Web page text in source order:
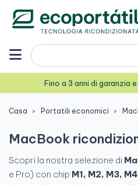
Fino a 3 anni di garanzia
Casa Portatili economici
MacBook
Scopri la nostra selezione di
e Pro) con chip M1, M2, M3,